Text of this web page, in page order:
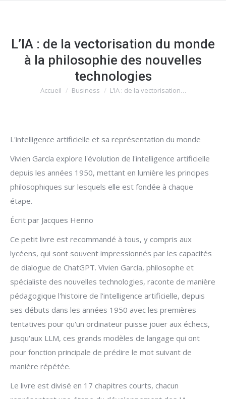
L’IA : de la vectorisation du monde
à la philosophie des nouvelles
technologies
Vous êtes ici :
Accueil Business L’IA : de la vectorisation…
L'intelligence artificielle et sa représentation du monde
Vivien García explore l'évolution de l'intelligence artificielle
depuis les années 1950, mettant en lumière les principes
philosophiques sur lesquels elle est fondée à chaque
étape.
Écrit par Jacques Henno
Ce petit livre est recommandé à tous, y compris aux
lycéens, qui sont souvent impressionnés par les capacités
de dialogue de ChatGPT. Vivien García, philosophe et
spécialiste des nouvelles technologies, raconte de manière
pédagogique l'histoire de l'intelligence artificielle, depuis
ses débuts dans les années 1950 avec les premières
tentatives pour qu'un ordinateur puisse jouer aux échecs,
jusqu'aux LLM, ces grands modèles de langage qui ont
pour fonction principale de prédire le mot suivant de
manière répétée.
Le livre est divisé en 17 chapitres courts, chacun